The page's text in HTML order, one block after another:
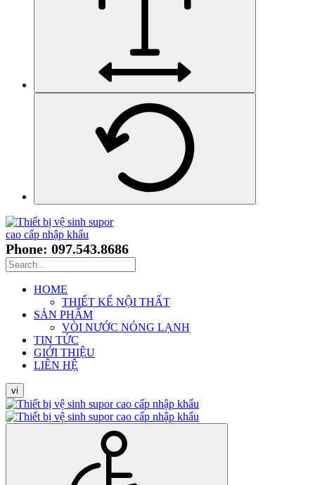
Phone: 097.543.8686
HOME
THIẾT KẾ NỘI THẤT
SẢN PHẨM
VÒI NƯỚC NÓNG LẠNH
TIN TỨC
GIỚI THIỆU
LIÊN HỆ
vi